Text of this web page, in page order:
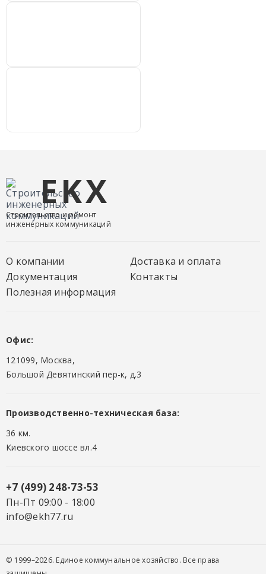
EKX
Строительство и ремонт
инженерных коммуникаций
О компании
Доставка и оплата
Документация
Контакты
Полезная информация
Офис:
121099, Москва,
Большой Девятинский пер-к, д.3
Производственно-техническая база:
36 км.
Киевского шоссе вл.4
+7 (499) 248-73-53
Пн-Пт 09:00 - 18:00
info@ekh77.ru
© 1999–2026. Единое коммунальное хозяйство. Все права